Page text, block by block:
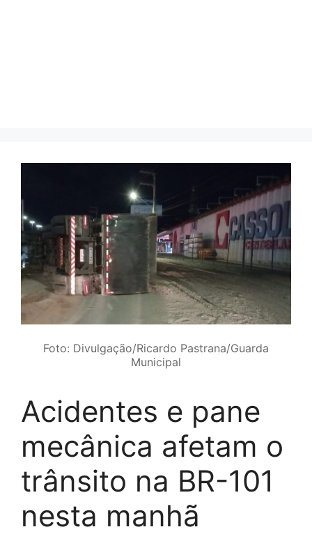
Foto: Divulgação/Ricardo Pastrana/Guarda
Municipal
Acidentes e pane
mecânica afetam o
trânsito na BR-101
nesta manhã